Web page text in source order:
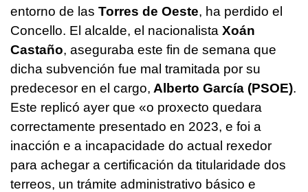
entorno de las Torres de Oeste, ha perdido el
Concello. El alcalde, el nacionalista Xoán
Castaño, aseguraba este fin de semana que
dicha subvención fue mal tramitada por su
predecesor en el cargo, Alberto García (PSOE).
Este replicó ayer que «o proxecto quedara
correctamente presentado en 2023, e foi a
inacción e a incapacidade do actual rexedor
para achegar a certificación da titularidade dos
terreos, un trámite administrativo básico e